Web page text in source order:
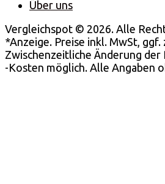
Über uns
Vergleichspot © 2026. Alle
*Anzeige. Preise inkl. MwSt, ggf.
Zwischenzeitliche Änderung der
-Kosten möglich. Alle Angaben